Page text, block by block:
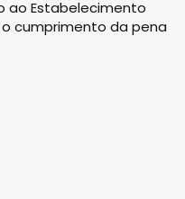
ao Estabelecimento
o cumprimento da pena